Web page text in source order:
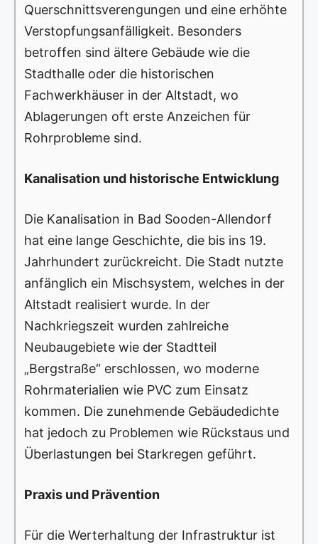
Querschnittsverengungen und eine erhöhte
Verstopfungsanfälligkeit. Besonders
betroffen sind ältere Gebäude wie die
Stadthalle oder die historischen
Fachwerkhäuser in der Altstadt, wo
Ablagerungen oft erste Anzeichen für
Rohrprobleme sind.
Kanalisation und historische Entwicklung
Die Kanalisation in Bad Sooden-Allendorf
hat eine lange Geschichte, die bis ins 19.
Jahrhundert zurückreicht. Die Stadt nutzte
anfänglich ein Mischsystem, welches in der
Altstadt realisiert wurde. In der
Nachkriegszeit wurden zahlreiche
Neubaugebiete wie der Stadtteil
„Bergstraße“ erschlossen, wo moderne
Rohrmaterialien wie PVC zum Einsatz
kommen. Die zunehmende Gebäudedichte
hat jedoch zu Problemen wie Rückstaus und
Überlastungen bei Starkregen geführt.
Praxis und Prävention
Für die Werterhaltung der Infrastruktur ist